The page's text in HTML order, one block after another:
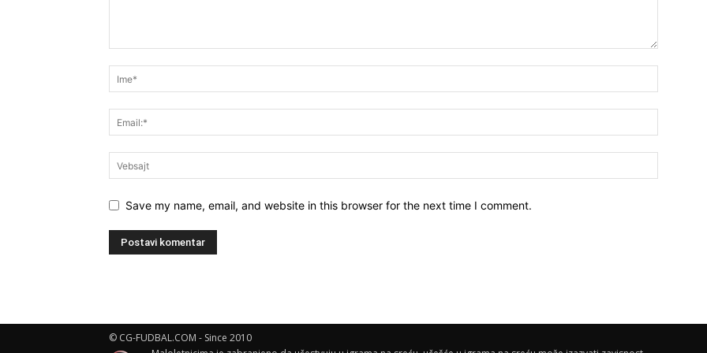
Save my name, email, and website in this browser for the next time I comment.
© CG-FUDBAL.COM - Since 2010